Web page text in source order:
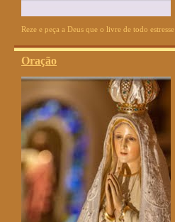
Reze e peça a Deus que o livre de todo estresse
Oração